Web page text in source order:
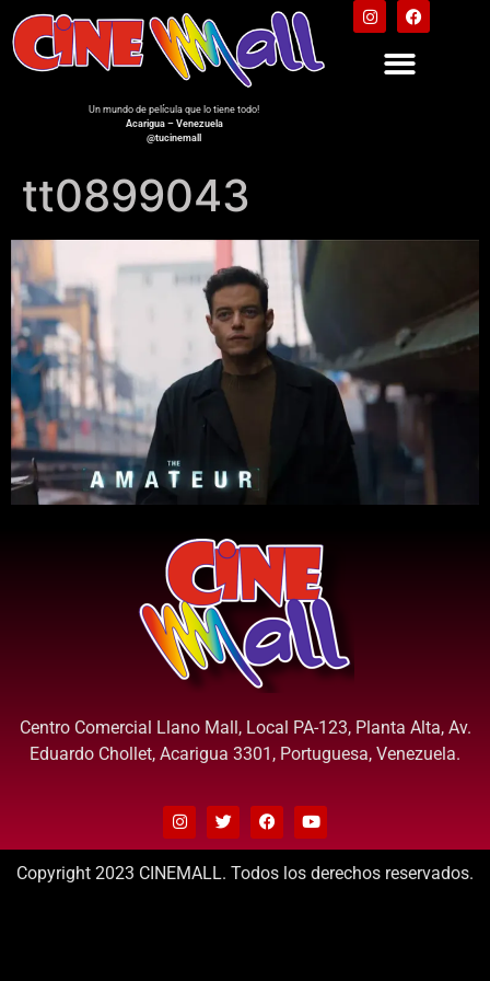
Un mundo de película que lo tiene todo!
Acarigua – Venezuela
@tucinemall
tt0899043
Centro Comercial Llano Mall, Local PA-123, Planta Alta, Av.
Eduardo Chollet, Acarigua 3301, Portuguesa, Venezuela.
Copyright 2023 CINEMALL. Todos los derechos reservados.